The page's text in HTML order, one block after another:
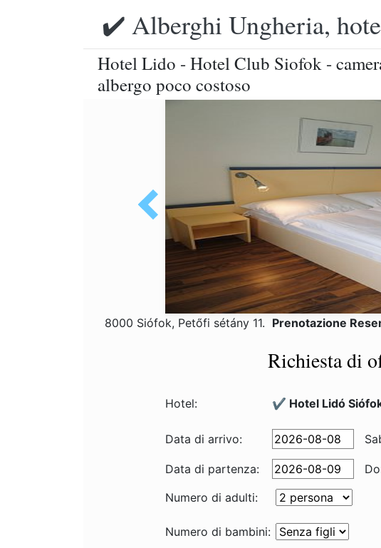
✔️ Alberghi Ungheria,
Hotel Lido - Hotel Club Siofok -
albergo poco costoso
8000 Siófok, Petőfi sétány 11. Prenotazione
Richiesta di
Hotel: ✔️ Hotel Lidó
Data di arrivo:
Data di partenza:
Numero di adulti:
Numero di bambini: